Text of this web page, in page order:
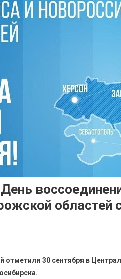
областей
отметили 30 сентября в